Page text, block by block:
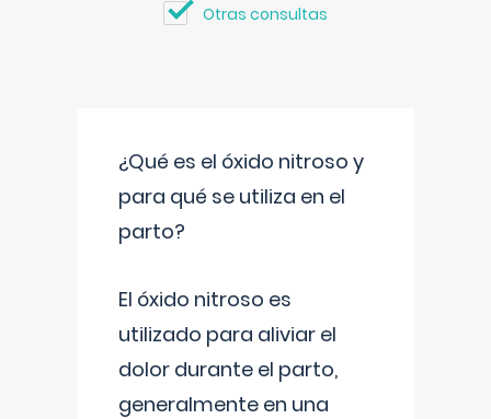
Otras consultas
¿Qué es el óxido nitroso y
para qué se utiliza en el
parto?
El óxido nitroso es
utilizado para aliviar el
dolor durante el parto,
generalmente en una